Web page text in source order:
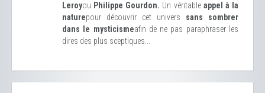
Leroyou Philippe Gourdon. Un véritableappel à la
naturepour découvrir cet univers sans sombrer
dans le mysticismeafin de ne pas paraphraser les
dires des plus sceptiques...